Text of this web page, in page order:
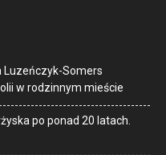
Luzeńczyk-Somers
w rodzinnym mieście
po ponad 20 latach.